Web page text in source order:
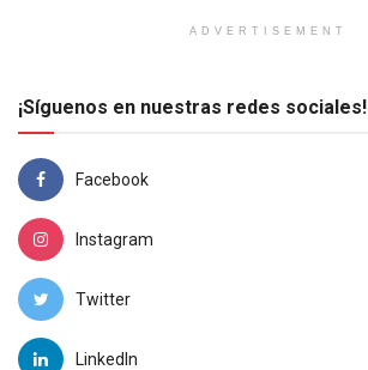
ADVERTISEMENT
¡Síguenos en nuestras redes sociales!
Facebook
Instagram
Twitter
LinkedIn